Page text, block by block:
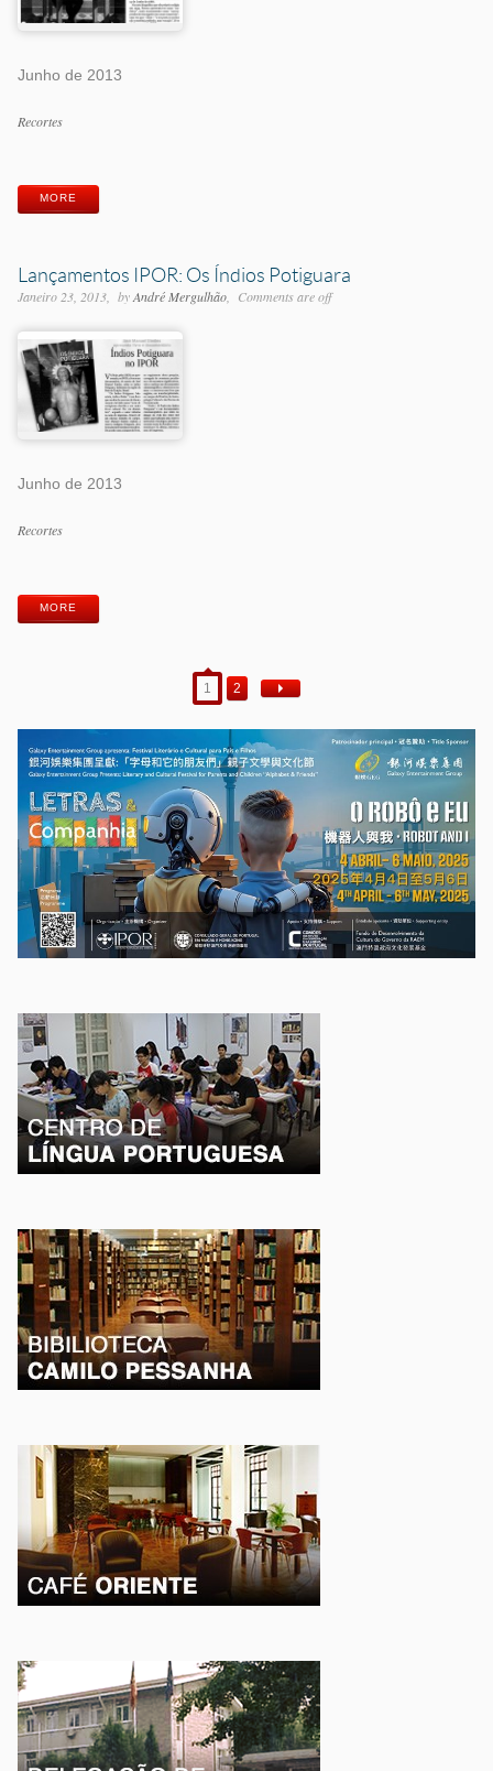
Junho de 2013
Categorias
Recortes
MORE
Lançamentos IPOR: Os Índios Potiguara
Janeiro 23, 2013 byAndré Mergulhão Comments are off
Junho de 2013
Categorias
Recortes
MORE
1 2